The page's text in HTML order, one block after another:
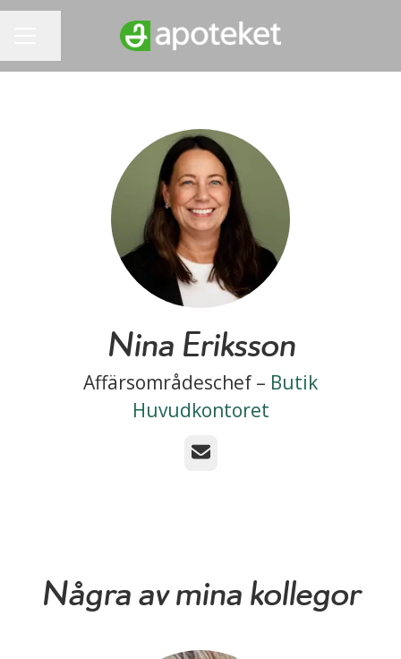
Nina Eriksson
Affärsområdeschef – Butik
Huvudkontoret
E-post
Några av mina kollegor